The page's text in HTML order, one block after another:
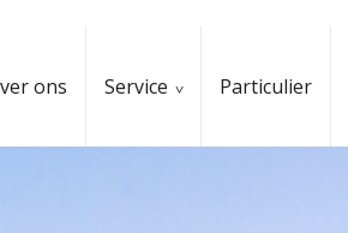
ons Service Particulier